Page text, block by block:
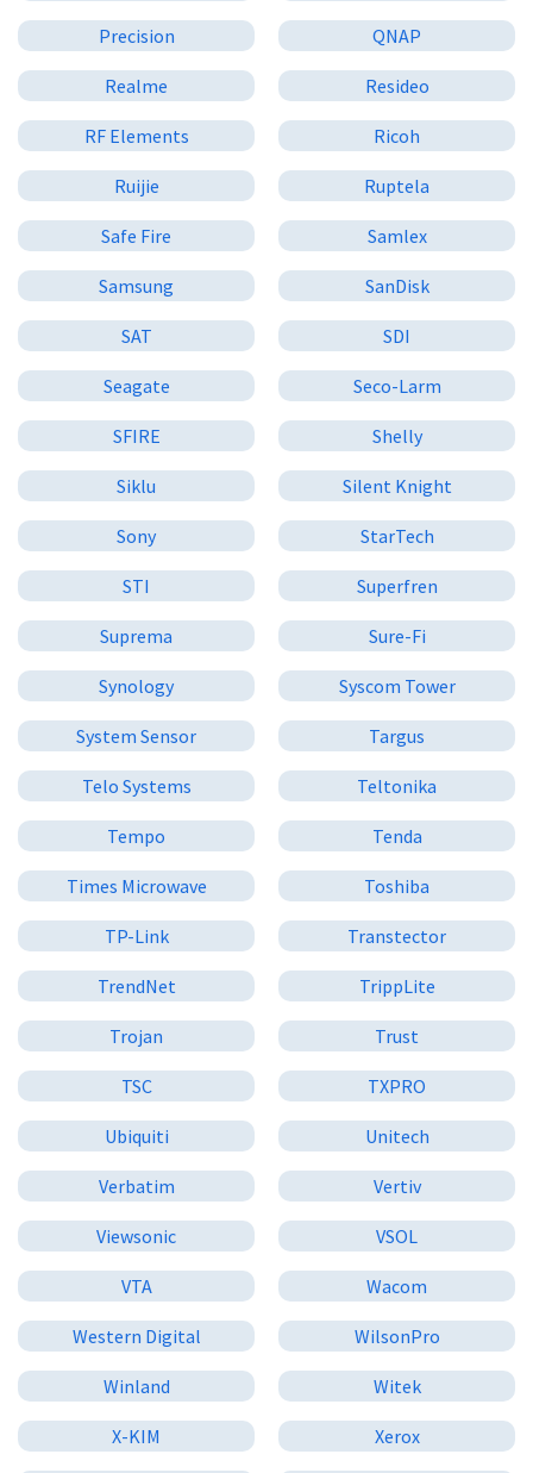
Precision QNAP
Realme Resideo
RF Elements Ricoh
Ruijie Ruptela
Safe Fire Samlex
Samsung SanDisk
SAT SDI
Seagate Seco-Larm
SFIRE Shelly
Siklu Silent Knight
Sony StarTech
STI Superfren
Suprema Sure-Fi
Synology Syscom Tower
System Sensor Targus
Telo Systems Teltonika
Tempo Tenda
Times Microwave Toshiba
TP-Link Transtector
TrendNet TrippLite
Trojan Trust
TSC TXPRO
Ubiquiti Unitech
Verbatim Vertiv
Viewsonic VSOL
VTA Wacom
Western Digital WilsonPro
Winland Witek
X-KIM Xerox